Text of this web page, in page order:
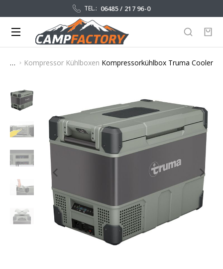
TEL.: 06485 / 217 96-0
Sie befinden sich hier:
Kompressor Kühlboxen Kompressorkühlbox Truma Cooler